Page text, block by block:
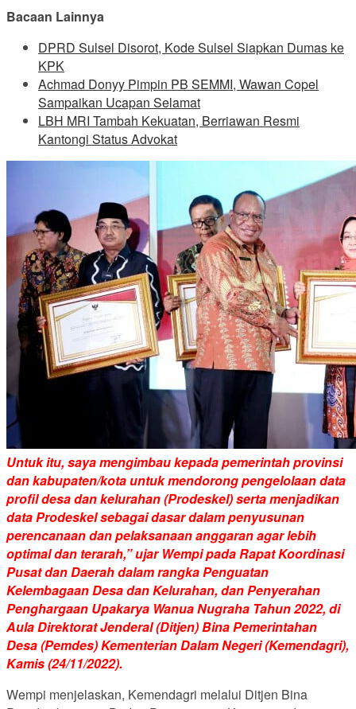
Bacaan Lainnya
DPRD Sulsel Disorot, Kode Sulsel Siapkan Dumas ke
KPK
Achmad Donyy Pimpin PB SEMMI, Wawan Copel
Sampaikan Ucapan Selamat
LBH MRI Tambah Kekuatan, Berriawan Resmi
Kantongi Status Advokat
Untuk itu, saya mengimbau kepada pemerintah provinsi
dan kabupaten/kota untuk mendorong pengelolaan data
profil desa dan kelurahan (Prodeskel) serta menjadikan
data Prodeskel sebagai dasar dalam penyusunan
perencanaan dan pelaksanaan anggaran agar lebih
optimal dan terarah,” ujar Wempi pada Rapat Koordinasi
Pusat dan Daerah dalam rangka Penguatan
Kelembagaan Desa dan Kelurahan, dan Penyerahan
Penghargaan Upakarya Wanua Nugraha Tahun 2022, di
Aula Direktorat Jenderal (Ditjen) Bina Pemerintahan
Desa (Pemdes) Kementerian Dalam Negeri (Kemendagri),
Kamis (24/11/2022).
Wempi menjelaskan, Kemendagri melalui Ditjen Bina